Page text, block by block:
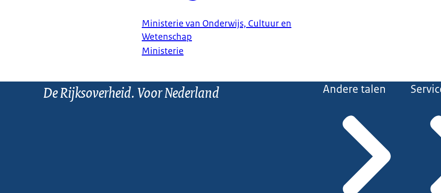
Ministerie van Onderwijs, Cultuur en
Wetenschap
Ministerie
De Rijksoverheid. Voor Nederland Andere talen